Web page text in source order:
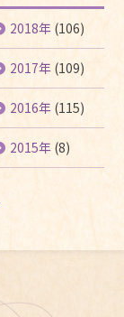
2018年(106)
2017年(109)
2016年(115)
2015年(8)